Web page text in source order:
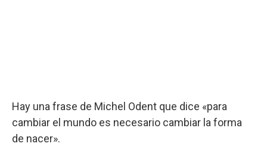
Hay una frase de Michel Odent que dice «para
cambiar el mundo es necesario cambiar la forma
de nacer».